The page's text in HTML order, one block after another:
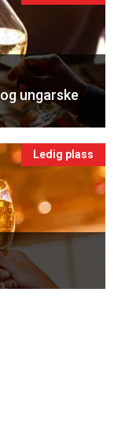
ungarske
Ledig plass